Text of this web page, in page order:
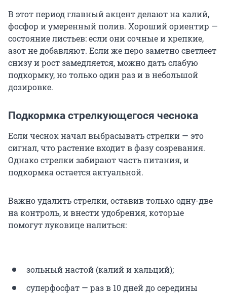
В этот период главный акцент делают на калий,
фосфор и умеренный полив. Хороший ориентир —
состояние листьев: если они сочные и крепкие,
азот не добавляют. Если же перо заметно светлеет
снизу и рост замедляется, можно дать слабую
подкормку, но только один раз и в небольшой
дозировке.
Подкормка стрелкующегося чеснока
Если чеснок начал выбрасывать стрелки — это
сигнал, что растение входит в фазу созревания.
Однако стрелки забирают часть питания, и
подкормка остается актуальной.
Важно удалить стрелки, оставив только одну-две
на контроль, и внести удобрения, которые
помогут луковице налиться:
зольный настой (калий и кальций);
суперфосфат — раз в 10 дней до середины